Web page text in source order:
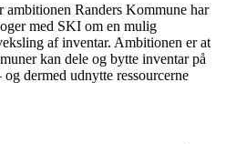
Randers Kommune har
med SKI om en mulig
af inventar. Ambitionen er at
kan dele og bytte inventar på
dermed udnytte ressourcerne